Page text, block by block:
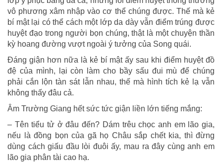
vô phương xâm nhập vào cơ thể chúng được. Thế mà kẻ
bí mật lại có thể cách một lớp da dày vẫn điểm trúng được
huyệt đạo trong người bọn chúng, thật là một chuyện thần
kỳ hoang đường vượt ngoài ý tưởng của Song quái.
Đáng giận hơn nữa là kẻ bí mật ấy sau khi điểm huyệt đồ
đệ của mình, lại còn làm cho bầy sấu đui mù để chúng
phải cắn lộn tàn sát lẫn nhau, thế mà hình tích kẻ lạ vẫn
không thấy đâu cả.
Âm Trường Giang hết sức tức giận liền lớn tiếng mắng:
– Tên tiểu tử ở đâu đến? Dám trêu chọc anh em lão gia,
nếu là đồng bọn của gã họ Châu sắp chết kia, thì đừng
dùng cách giấu đầu lòi đuôi ấy, mau ra đây cùng anh em
lão gia phân tài cao hạ.